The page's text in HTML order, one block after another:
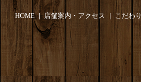
HOME 店舗案内・アクセス こだわり